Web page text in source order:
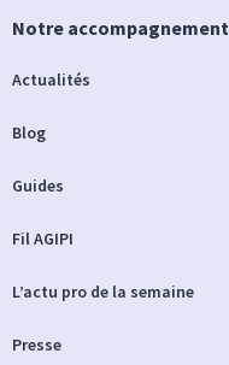
Notre accompagnement
Actualités
Blog
Guides
Fil AGIPI
L’actu pro de la semaine
Presse